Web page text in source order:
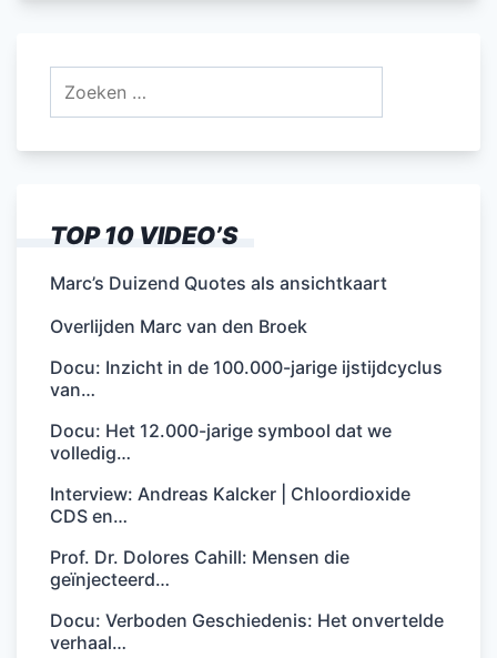
TOP 10 VIDEO’S
Marc’s Duizend Quotes als ansichtkaart
Overlijden Marc van den Broek
Docu: Inzicht in de 100.000-jarige ijstijdcyclus
van…
Docu: Het 12.000-jarige symbool dat we
volledig…
Interview: Andreas Kalcker | Chloordioxide
CDS en…
Prof. Dr. Dolores Cahill: Mensen die
geïnjecteerd…
Docu: Verboden Geschiedenis: Het onvertelde
verhaal…